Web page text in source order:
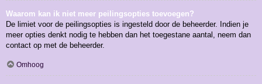
Waarom kan ik niet meer peilingsopties toevoegen?
De limiet voor de peilingsopties is ingesteld door de beheerder. Indien je
meer opties denkt nodig te hebben dan het toegestane aantal, neem dan
contact op met de beheerder.
Omhoog